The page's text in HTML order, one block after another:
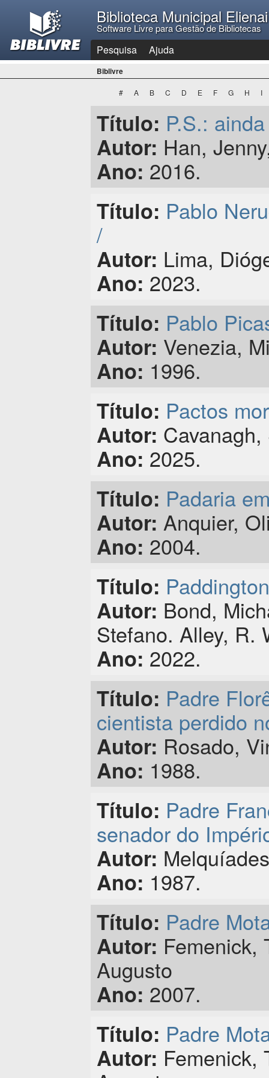
Biblioteca Municipal
Software Livre para Gestão de Bibliotecas
Pesquisa Ajuda
Biblivre
# A B C D E F G H I
Título: P.S.:
Autor: Han,
Ano: 2016.
Título: Pablo
/
Autor: Lima,
Ano: 2023.
Título: Pablo
Autor: Venezia,
Ano: 1996.
Título: Pactos
Autor:
Ano: 2025.
Título: Padaria
Autor: Anquier,
Ano: 2004.
Título:
Autor: Bond,
Stefano. Alley, R.
Ano: 2022.
Título: Padre
cientista perdido
Autor: Rosado,
Ano: 1988.
Título: Padre
senador do
Autor:
Ano: 1987.
Título: Padre
Autor: Femenick,
Augusto
Ano: 2007.
Título: Padre
Autor: Femenick,